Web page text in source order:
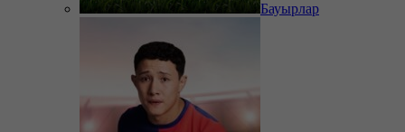
Бауырлар